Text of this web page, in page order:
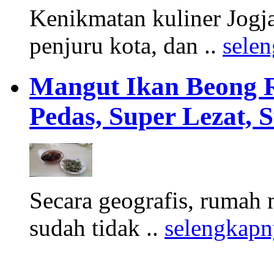
Kenikmatan kuliner
penjuru kota, dan ..
Mangut Ikan Beong
Pedas, Super Lezat,
Secara geografis,
sudah tidak ..